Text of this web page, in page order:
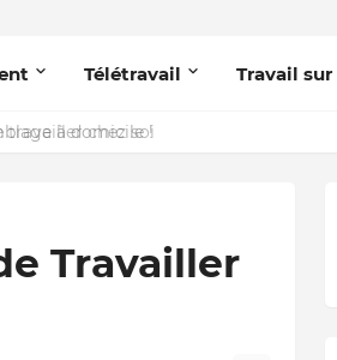
Télétravail Travail
chez soi
Travailler